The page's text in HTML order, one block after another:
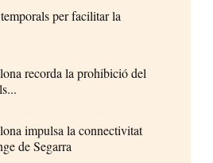
per facilitar la
recorda la prohibició del
impulsa la connectivitat
de Segarra